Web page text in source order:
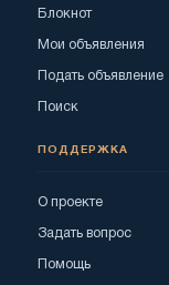
Блокнот
Мои объявления
Подать объявление
Поиск
ПОДДЕРЖКА
О проекте
Задать вопрос
Помощь